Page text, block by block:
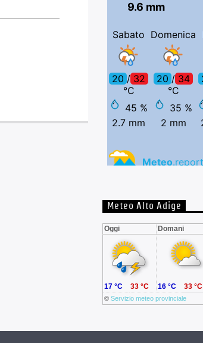
Meteo Alto Adige
Oggi Domani
© Servizio meteo provinciale
17 °C 33 °C 16 °C 33 °C